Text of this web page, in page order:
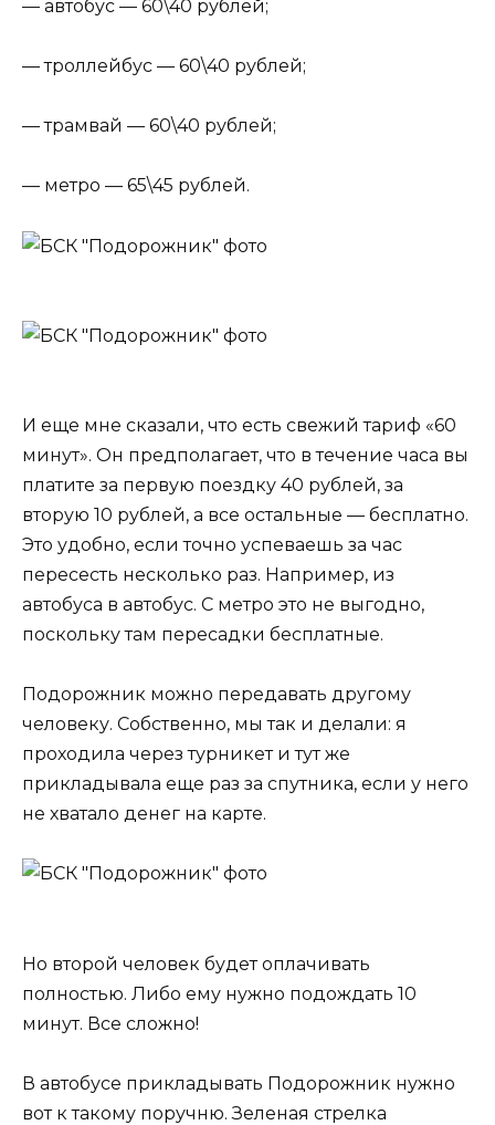
— автобус — 60\40 рублей;
— троллейбус — 60\40 рублей;
— трамвай — 60\40 рублей;
— метро — 65\45 рублей.
И еще мне сказали, что есть свежий тариф «60
минут». Он предполагает, что в течение часа вы
платите за первую поездку 40 рублей, за
вторую 10 рублей, а все остальные — бесплатно.
Это удобно, если точно успеваешь за час
пересесть несколько раз. Например, из
автобуса в автобус. С метро это не выгодно,
поскольку там пересадки бесплатные.
Подорожник можно передавать другому
человеку. Собственно, мы так и делали: я
проходила через турникет и тут же
прикладывала еще раз за спутника, если у него
не хватало денег на карте.
Но второй человек будет оплачивать
полностью. Либо ему нужно подождать 10
минут. Все сложно!
В автобусе прикладывать Подорожник нужно
вот к такому поручню. Зеленая стрелка